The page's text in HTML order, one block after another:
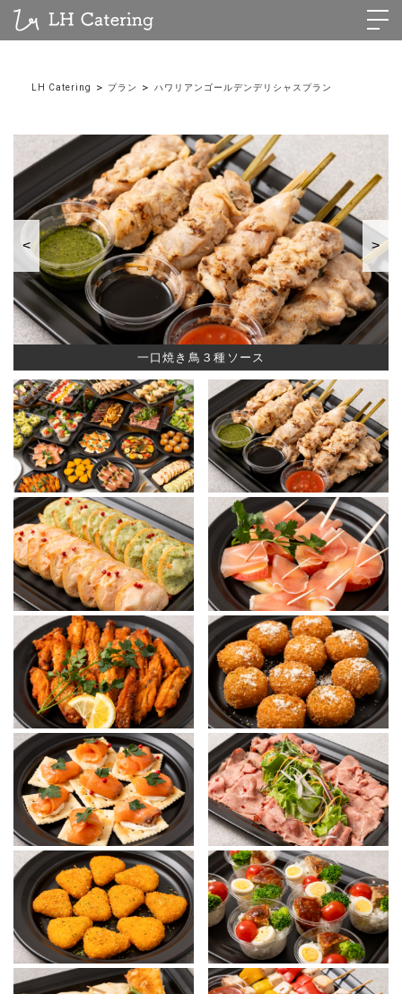
LH Catering > プラン > ハワリアンゴールデンデリシャスプラン
<
一口焼き鳥３種ソース
>